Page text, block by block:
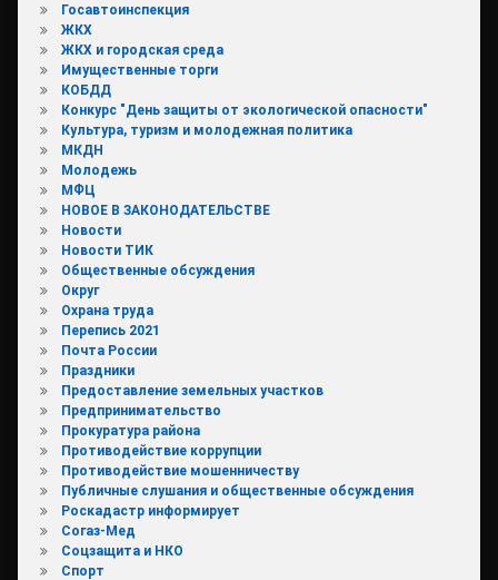
Госавтоинспекция
ЖКХ
ЖКХ и городская среда
Имущественные торги
КОБДД
Конкурс "День защиты от экологической опасности"
Культура, туризм и молодежная политика
МКДН
Молодежь
МФЦ
НОВОЕ В ЗАКОНОДАТЕЛЬСТВЕ
Новости
Новости ТИК
Общественные обсуждения
Округ
Охрана труда
Перепись 2021
Почта России
Праздники
Предоставление земельных участков
Предпринимательство
Прокуратура района
Противодействие коррупции
Противодействие мошенничеству
Публичные слушания и общественные обсуждения
Роскадастр информирует
Согаз-Мед
Соцзащита и НКО
Спорт